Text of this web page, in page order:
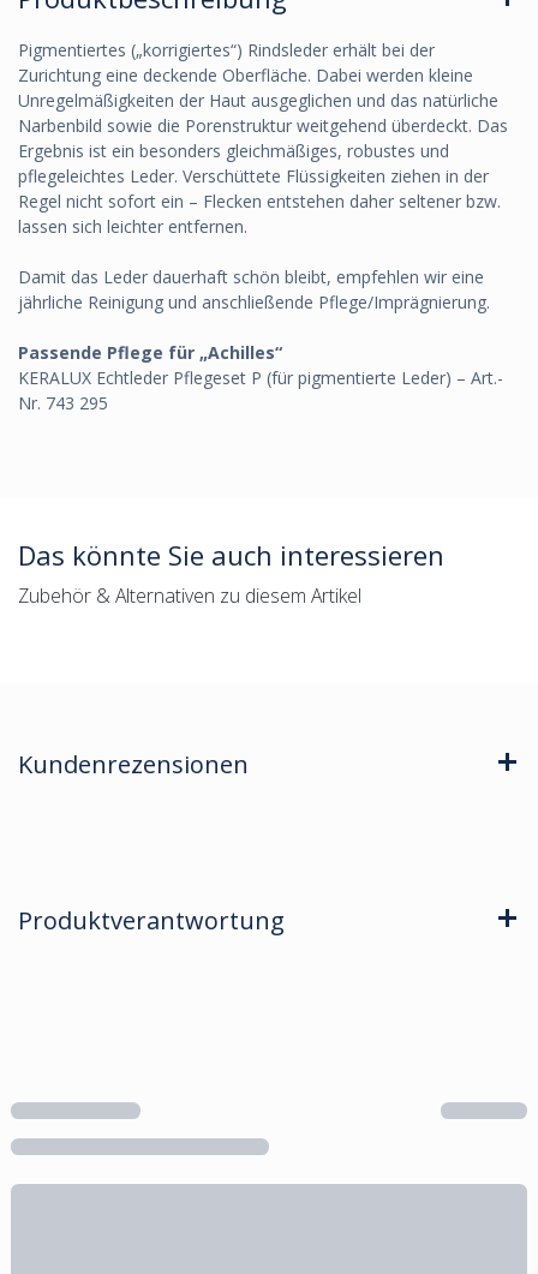
Pigmentiertes („korrigiertes“) Rindsleder erhält bei der
Zurichtung eine deckende Oberfläche. Dabei werden kleine
Unregelmäßigkeiten der Haut ausgeglichen und das natürliche
Narbenbild sowie die Porenstruktur weitgehend überdeckt. Das
Ergebnis ist ein besonders gleichmäßiges, robustes und
pflegeleichtes Leder. Verschüttete Flüssigkeiten ziehen in der
Regel nicht sofort ein – Flecken entstehen daher seltener bzw.
lassen sich leichter entfernen.
Damit das Leder dauerhaft schön bleibt, empfehlen wir eine
jährliche Reinigung und anschließende Pflege/Imprägnierung.
Passende Pflege für „Achilles“
KERALUX Echtleder Pflegeset P (für pigmentierte Leder) – Art.-
Nr. 743 295
Das könnte Sie auch interessieren
Zubehör & Alternativen zu diesem Artikel
Kundenrezensionen
Produktverantwortung